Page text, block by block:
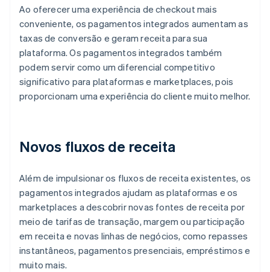
Ao oferecer uma experiência de checkout mais
conveniente, os pagamentos integrados aumentam as
taxas de conversão e geram receita para sua
plataforma. Os pagamentos integrados também
podem servir como um diferencial competitivo
significativo para plataformas e marketplaces, pois
proporcionam uma experiência do cliente muito melhor.
Novos fluxos de receita
Além de impulsionar os fluxos de receita existentes, os
pagamentos integrados ajudam as plataformas e os
marketplaces a descobrir novas fontes de receita por
meio de tarifas de transação, margem ou participação
em receita e novas linhas de negócios, como repasses
instantâneos, pagamentos presenciais, empréstimos e
muito mais.